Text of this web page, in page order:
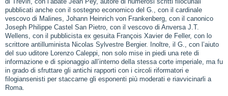
di Treviri, con l’abate Jean Pey, autore di numerosi scritti filocuriali
pubblicati anche con il sostegno economico del G., con il cardinale
vescovo di Malines, Johann Heinrich von Frankenberg, con il canonico
Joseph Philippe Castel San Pietro, con il vescovo di Anversa J.T.
Wellens, con il pubblicista ex gesuita François Xavier de Feller, con lo
scrittore antilluminista Nicolas Sylvestre Bergier. Inoltre, il G., con l’aiuto
del suo uditore Lorenzo Caleppi, non solo mise in piedi una rete di
informazione e di spionaggio all’interno della stessa corte imperiale, ma fu
in grado di sfruttare gli antichi rapporti con i circoli riformatori e
filogiansenisti per staccarne gli esponenti più moderati e riavvicinarli a
Roma.